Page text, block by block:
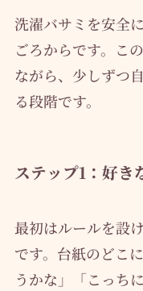
洗濯バサミを安全
ごろからです。こ
ながら、少しずつ
る段階です。
ステップ1：好き
最初はルールを設
です。台紙のどこ
うかな」「こっち